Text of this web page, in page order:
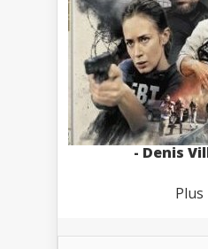
- Denis
Plus